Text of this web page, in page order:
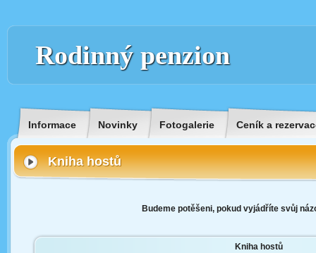
Rodinný penzion
Informace Novinky Fotogalerie Ceník a
Kniha hostů
Budeme potěšeni, pokud vyjádříte svůj
Kniha hostů